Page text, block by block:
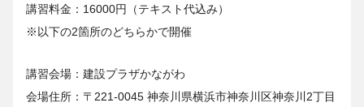
講習料金：16000円（テキスト代込み）
※以下の2箇所のどちらかで開催
講習会場：建設プラザかながわ
会場住所：〒221-0045 神奈川県横浜市神奈川区神奈川2丁目